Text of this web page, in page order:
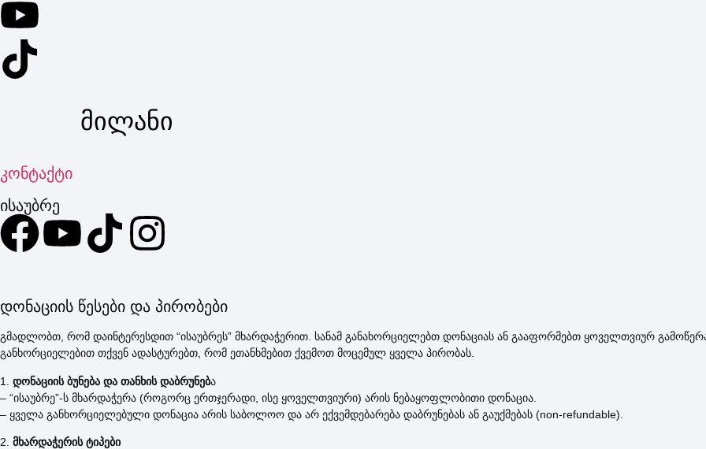
მილანი
კონტაქტი
ისაუბრე
დონაციის წესები და პირობები
გმადლობთ, რომ დაინტერესდით “ისაუბრეს” მხარდაჭერით. სანამ განახორციელებთ დონაციას ან გააფორმებთ ყოველთვიურ
განხორციელებით თქვენ ადასტურებთ, რომ ეთანხმებით ქვემოთ მოცემულ ყველა პირობას.
1. დონაციის ბუნება და თანხის დაბრუნება
– “ისაუბრე”-ს მხარდაჭერა (როგორც ერთჯერადი, ისე ყოველთვიური) არის ნებაყოფლობითი დონაცია.
– ყველა განხორციელებული დონაცია არის საბოლოო და არ ექვემდებარება დაბრუნებას ან გაუქმებას (non-refundable).
2. მხარდაჭერის ტიპები